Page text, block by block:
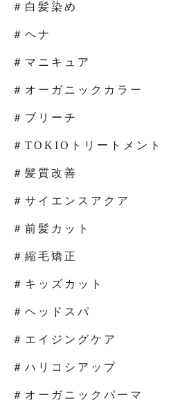
＃白髪染め
＃ヘナ
＃マニキュア
＃オーガニックカラー
＃ブリーチ
＃TOKIOトリートメント
＃髪質改善
＃サイエンスアクア
＃前髪カット
＃縮毛矯正
＃キッズカット
＃ヘッドスパ
＃エイジングケア
＃ハリコシアップ
＃オーガニックパーマ